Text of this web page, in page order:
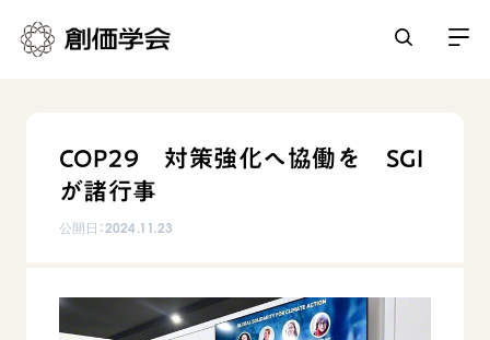
人間革命
日常の活動
「平和の文化」を構築
世界の創価学会
COP29 対策強化へ協働を SGI
が諸行事
公開日：2024.11.23